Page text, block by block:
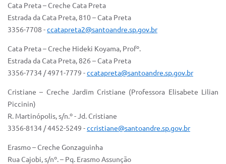
Cata Preta – Creche Cata Preta
Estrada da Cata Preta, 810 – Cata Preta
3356-7708 -ccatapreta2@santoandre.sp.gov.br
Cata Preta – Creche Hideki Koyama, Profº.
Estrada da Cata Preta, 826 – Cata Preta
3356-7734 / 4971-7779 -ccatapreta@santoandre.sp.gov.br
Cristiane – Creche Jardim Cristiane (Professora Elisabete Lilian
Piccinin)
R. Martinópolis, s/n.º - Jd. Cristiane
3356-8134 / 4452-5249 -ccristiane@santoandre.sp.gov.br
Erasmo – Creche Gonzaguinha
Rua Cajobi, s/nº. – Pq. Erasmo Assunção